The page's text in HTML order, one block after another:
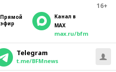
16+
прямой
эфир
Канал в
MAX
max.ru/bfm
Telegram
t.me/BFMnews